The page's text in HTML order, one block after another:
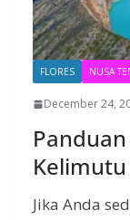
FLORES NUSA
December 24,
Jika Anda